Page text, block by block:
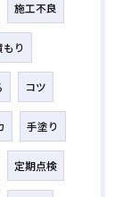
施工不良
もり
コツ
手塗り
定期点検